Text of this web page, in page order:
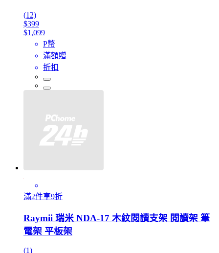
(12)
$399
$1,099
P幣
滿額贈
折扣
滿2件享9折
Raymii 瑞米 NDA-17 木紋閱讀支架 閱讀架 筆
電架 平板架
(1)